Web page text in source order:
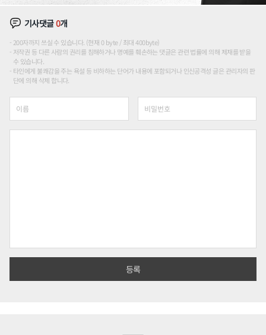
기사댓글0개
200자까지 쓰실 수 있습니다. (현재 0 byte / 최대 400byte)
저작권 등 다른 사람의 권리를 침해하거나 명예를 훼손하는 댓글은 관련 법률에 의해 제재를 받을
수 있습니다.
타인에게 불쾌감을 주는 욕설 등 비하하는 단어가 내용에 포함되거나 인신공격성 글은 관리자의 판
단에 의해 삭제 합니다.